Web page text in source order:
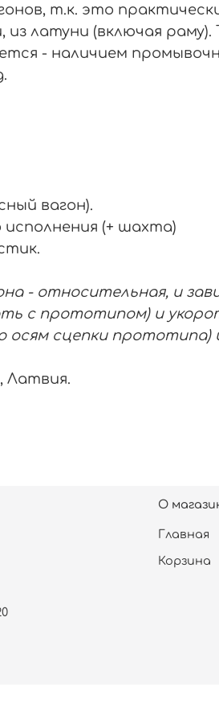
т.к. это
из латуни (включая
- наличием
вагон).
исполнения (+ шахта)
- относительная, и
с прототипом) и
осям сцепки
Латвия.
О
Главная
Корзина